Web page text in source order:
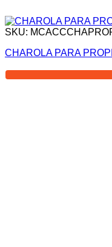
SKU:
CHAROLA PARA